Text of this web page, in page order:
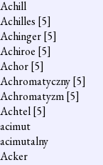
Achill
Achilles [5]
Achinger[5]
Achiroe [5]
Achor[5]
Achromatyczny[5]
Achromatyzm[5]
Achtel[5]
acimut
acimutalny
Acker